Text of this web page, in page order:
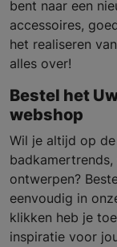
bent naar een
accessoires,
het realiseren
alles over!
Bestel het
webshop
Wil je altijd op
ontwerpen?
eenvoudig in
klikken heb je
inspiratie voor